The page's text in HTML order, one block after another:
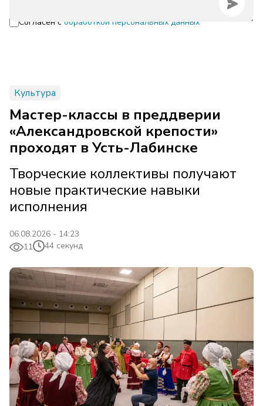
Согласен с обработкой персональных данных
Культура
Мастер-классы в преддверии
«Александровской крепости»
проходят в Усть-Лабинске
Творческие коллективы получают
новые практические навыки
исполнения
06.08.2026 - 14:23
11
44 секунд